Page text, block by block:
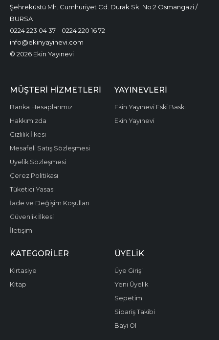
Şehreküstü Mh. Cumhuriyet Cd. Durak Sk. No:2 Osmangazi /
BURSA
0224 223 04 37
0224 220 16 72
info@ekinyayinevi.com
© 2026 Ekin Yayınevi
MÜŞTERI HIZMETLERI
Banka Hesaplarımız
Hakkımızda
Gizlilik İlkesi
Mesafeli Satış Sözleşmesi
Üyelik Sözleşmesi
Çerez Politikası
Tüketici Yasası
İade ve Değişim Koşulları
Güvenlik İlkesi
İletişim
YAYINEVLERI
Ekin Yayınevi Eski Baskı
Ekin Yayınevi
KATEGORILER
Kırtasiye
Kitap
ÜYELIK
Üye Girişi
Yeni Üyelik
Sepetim
Sipariş Takibi
Bayi Ol